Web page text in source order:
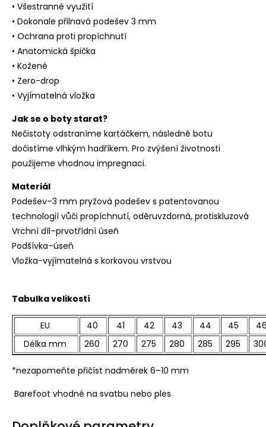
• Všestranné využití
• Dokonale přilnavá podešev 3 mm
• Ochrana proti propíchnutí
• Anatomická špička
• Kožené
• Zero-drop
• Vyjímatelná vložka
Jak se o boty starat?
Nečistoty odstraníme kartáčkem, následně botu
dočistíme vlhkým hadříkem. Pro zvýšení životnosti
použijeme vhodnou impregnaci.
Materiál
Podešev–3 mm pryžová podešev s patentovanou
technologií vůči propíchnutí, oděruvzdorná, protiskluzová
Vrchní díl–prvotřídní úseň
Podšívka–úseň
Vložka-vyjímatelná s korkovou vrstvou
Tabulka velikostí
EU 40 41 42 43 44 45
Délka mm
260 270 275 280 285 295
*nezapomeňte přičíst nadměrek 6–10 mm
Barefoot vhodné na svatbu nebo ples